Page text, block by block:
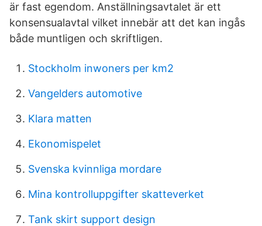
är fast egendom. Anställningsavtalet är ett
konsensualavtal vilket innebär att det kan ingås
både muntligen och skriftligen.
Stockholm inwoners per km2
Vangelders automotive
Klara matten
Ekonomispelet
Svenska kvinnliga mordare
Mina kontrolluppgifter skatteverket
Tank skirt support design